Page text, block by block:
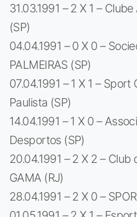
31.03.1991 – 2 X 1 –
(SP)
04.04.1991 – 0 X 0 –
PALMEIRAS (SP)
07.04.1991 – 1 X 1 –
Paulista (SP)
14.04.1991 – 1 X 0 –
Desportos (SP)
20.04.1991 – 2 X 2 –
GAMA (RJ)
28.04.1991 – 2 X 0 –